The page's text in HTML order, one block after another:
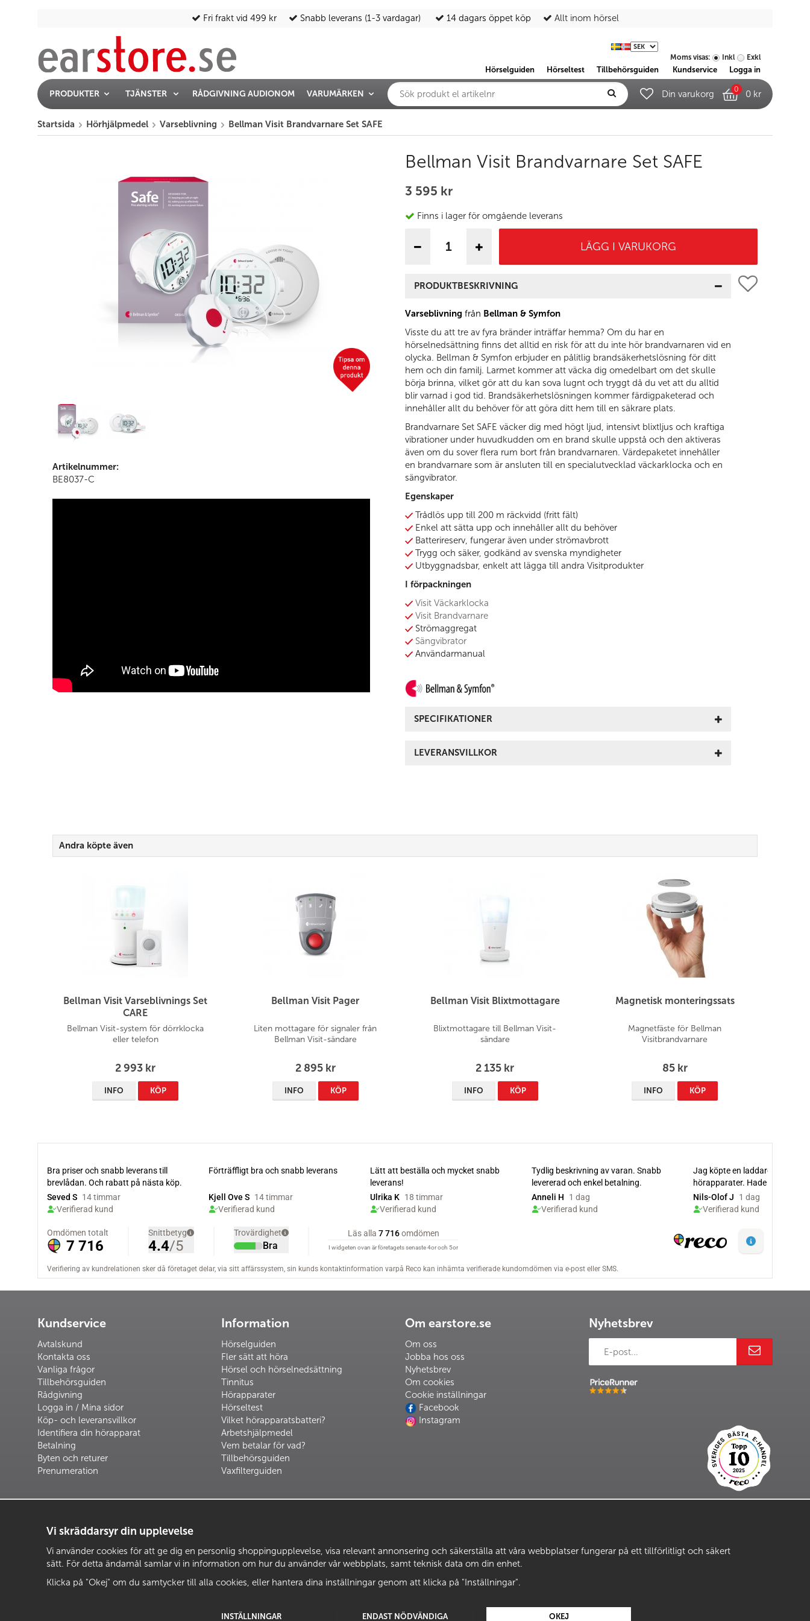
Fri frakt vid 499 kr Snabb leverans (1-3 vardagar) 14 dagars öppet köp Allt inom hörsel
Moms visas: Inkl Exkl
Hörselguiden Hörseltest Tillbehörsguiden Kundservice Logga in
PRODUKTER TJÄNSTER RÅDGIVNING AUDIONOM VARUMÄRKEN Din varukorg 0 0 kr
Startsida Hörhjälpmedel Varseblivning Bellman Visit Brandvarnare Set SAFE
Bellman Visit Brandvarnare Set SAFE
3 595 kr
Finns i lager för omgående leverans
LÄGG I VARUKORG
PRODUKTBESKRIVNING
Varseblivning från Bellman & Symfon
Visste du att tre av fyra bränder inträffar hemma? Om du har en
hörselnedsättning finns det alltid en risk för att du inte hör brandvarnaren vid en
olycka. Bellman & Symfon erbjuder en pålitlig brandsäkerhetslösning för ditt
hem och din familj. Larmet kommer att väcka dig omedelbart om det skulle
börja brinna, vilket gör att du kan sova lugnt och tryggt då du vet att du alltid
blir varnad i god tid. Brandsäkerhetslösningen kommer färdigpaketerad och
innehåller allt du behöver för att göra ditt hem till en säkrare plats.
Brandvarnare Set SAFE väcker dig med högt ljud, intensivt blixtljus och kraftiga
vibrationer under huvudkudden om en brand skulle uppstå och den aktiveras
även om du sover flera rum bort från brandvarnaren. Värdepaketet innehåller
en brandvarnare som är ansluten till en specialutvecklad väckarklocka och en
sängvibrator.
Egenskaper
Trådlös upp till 200 m räckvidd (fritt fält)
Enkel att sätta upp och innehåller allt du behöver
Batterireserv, fungerar även under strömavbrott
Trygg och säker, godkänd av svenska myndigheter
Utbyggnadsbar, enkelt att lägga till andra Visitprodukter
I förpackningen
Visit Väckarklocka
Visit Brandvarnare
Strömaggregat
Sängvibrator
Användarmanual
SPECIFIKATIONER
LEVERANSVILLKOR
Artikelnummer:
BE8037-C
Andra köpte även
Bellman Visit Varseblivnings Set
CARE
Bellman Visit-system för dörrklocka
eller telefon
2 993 kr
INFO KÖP
Bellman Visit Pager
Liten mottagare för signaler från
Bellman Visit-sändare
2 895 kr
INFO KÖP
Bellman Visit Blixtmottagare
Blixtmottagare till Bellman Visit-
sändare
2 135 kr
INFO KÖP
Magnetisk monteringssats
Magnetfäste för Bellman
Visitbrandvarnare
85 kr
INFO KÖP
Kundservice
Avtalskund
Kontakta oss
Vanliga frågor
Tillbehörsguiden
Rådgivning
Logga in / Mina sidor
Köp- och leveransvillkor
Identifiera din hörapparat
Betalning
Byten och returer
Prenumeration
Information
Hörselguiden
Fler sätt att höra
Hörsel och hörselnedsättning
Tinnitus
Hörapparater
Hörseltest
Vilket hörapparatsbatteri?
Arbetshjälpmedel
Vem betalar för vad?
Tillbehörsguiden
Vaxfilterguiden
Om earstore.se
Om oss
Jobba hos oss
Nyhetsbrev
Om cookies
Cookie inställningar
Facebook
Instagram
Nyhetsbrev
Vi skräddarsyr din upplevelse
Vi använder cookies för att ge dig en personlig shoppingupplevelse, visa relevant annonsering och säkerställa att våra webbplatser fungerar på ett tillförlitligt och säkert
sätt. För detta ändamål samlar vi in information om hur du använder vår webbplats, samt teknisk data om din enhet.
Klicka på "Okej" om du samtycker till alla cookies, eller hantera dina inställningar genom att klicka på "Inställningar".
INSTÄLLNINGAR ENDAST NÖDVÄNDIGA OKEJ